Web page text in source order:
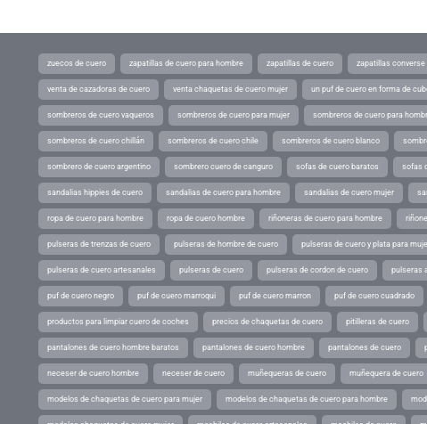
zuecos de cuero zapatillas de cuero para hombre zapatillas de cuero zapatillas converse
venta de cazadoras de cuero venta chaquetas de cuero mujer un puf de cuero en forma de
sombreros de cuero vaqueros sombreros de cuero para mujer sombreros de cuero para
sombreros de cuero chillán sombreros de cuero chile sombreros de cuero blanco
sombrero de cuero argentino sombrero cuero de canguro sofas de cuero baratos sofas
sandalias hippies de cuero sandalias de cuero para hombre sandalias de cuero mujer
ropa de cuero para hombre ropa de cuero hombre riñoneras de cuero para hombre
pulseras de trenzas de cuero pulseras de hombre de cuero pulseras de cuero y plata para
pulseras de cuero artesanales pulseras de cuero pulseras de cordon de cuero pulseras
puf de cuero negro puf de cuero marroqui puf de cuero marron puf de cuero cuadrado
productos para limpiar cuero de coches precios de chaquetas de cuero pitilleras de cuero
pantalones de cuero hombre baratos pantalones de cuero hombre pantalones de cuero
neceser de cuero hombre neceser de cuero muñequeras de cuero muñequera de cuero
modelos de chaquetas de cuero para mujer modelos de chaquetas de cuero para hombre